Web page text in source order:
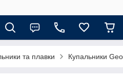
та плавки Купальники